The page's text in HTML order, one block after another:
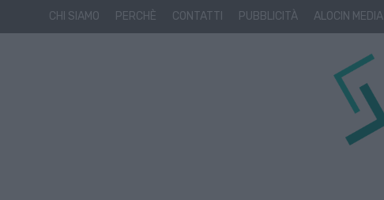
CHI SIAMO PERCHÈ CONTATTI PUBBLICITÀ ALOCIN MEDIA